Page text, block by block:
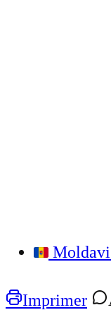
Imprimer